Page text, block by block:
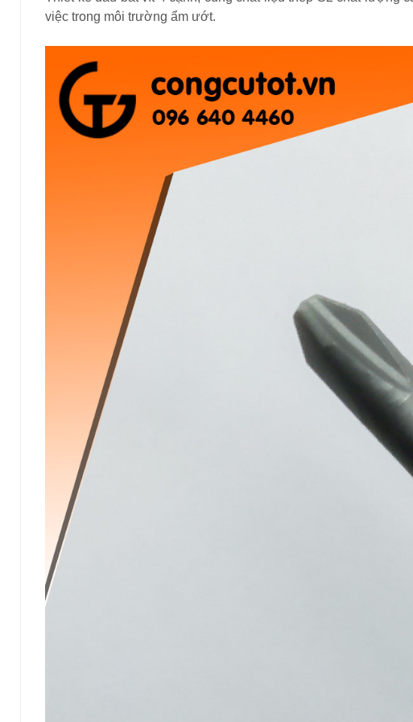
việc trong môi trường ẩm ướt.